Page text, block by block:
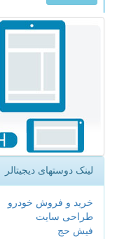
لینک دوستهای دیجیتالر
خرید و فروش خودرو
طراحی سایت
فیش حج